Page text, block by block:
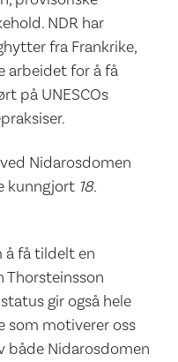
NDR har
fra Frankrike,
arbeidet for å få
på UNESCOs
Nidarosdomen
kunngjort 18.
å få tildelt en
Thorsteinsson
gir også hele
som motiverer oss
både Nidarosdomen